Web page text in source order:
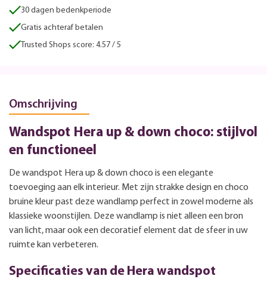
30 dagen bedenkperiode
Gratis achteraf betalen
Trusted Shops score: 4.57 / 5
Omschrijving
Wandspot Hera up & down choco: stijlvol
en functioneel
De wandspot Hera up & down choco is een elegante
toevoeging aan elk interieur. Met zijn strakke design en choco
bruine kleur past deze wandlamp perfect in zowel moderne als
klassieke woonstijlen. Deze wandlamp is niet alleen een bron
van licht, maar ook een decoratief element dat de sfeer in uw
ruimte kan verbeteren.
Specificaties van de Hera wandspot